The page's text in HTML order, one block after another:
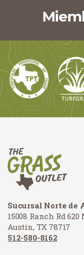
Sucursal Norte de
15008 Ranch Rd 620
Austin, TX 78717
512-580-8162